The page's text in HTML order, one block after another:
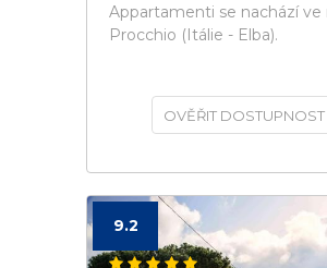
Appartamenti se nachází ve
Procchio (Itálie - Elba).
OVĚŘIT DOSTUPNOST
9.2